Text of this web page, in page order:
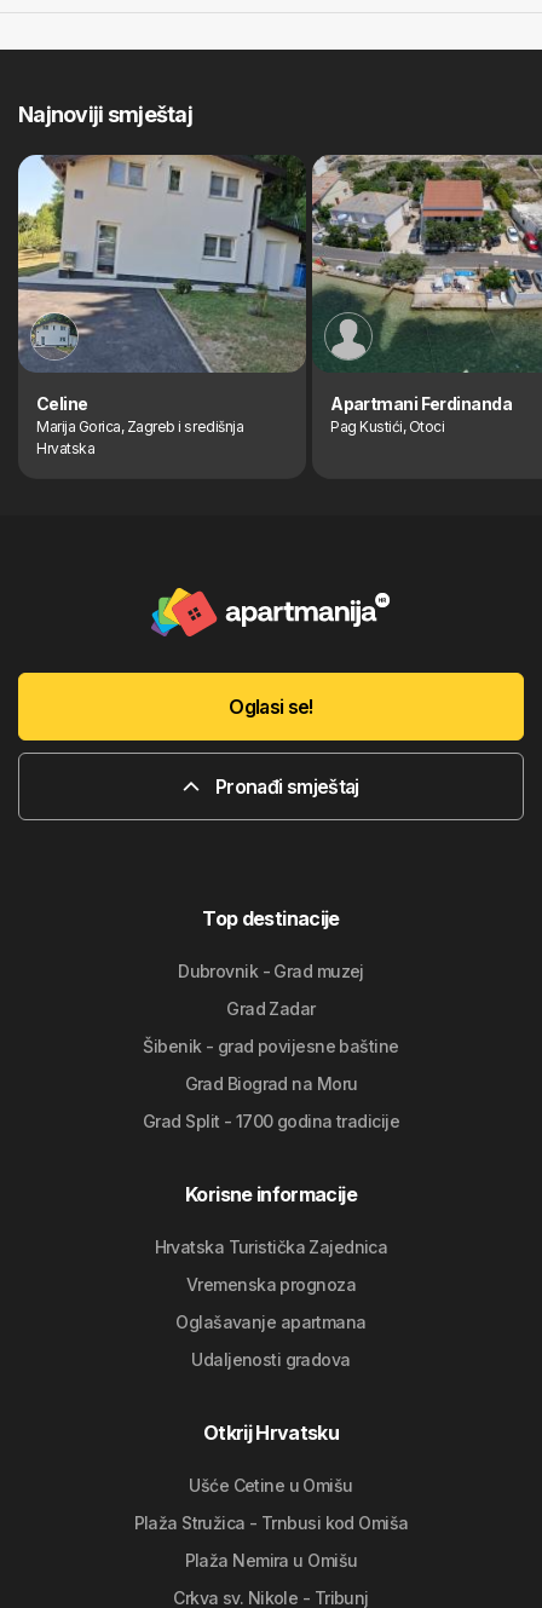
Najnoviji smještaj
Celine
Marija Gorica, Zagreb i središnja
Hrvatska
Apartmani Ferdinanda
Pag Kustići, Otoci
Oglasi se!
Pronađi smještaj
Top destinacije
Dubrovnik - Grad muzej
Grad Zadar
Šibenik - grad povijesne baštine
Grad Biograd na Moru
Grad Split - 1700 godina tradicije
Korisne informacije
Hrvatska Turistička Zajednica
Vremenska prognoza
Oglašavanje apartmana
Udaljenosti gradova
Otkrij Hrvatsku
Ušće Cetine u Omišu
Plaža Stružica - Trnbusi kod Omiša
Plaža Nemira u Omišu
Crkva sv. Nikole - Tribunj